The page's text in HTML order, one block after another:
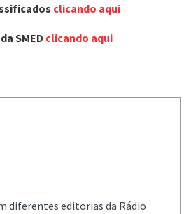
clicando aqui
SMED clicando aqui
diferentes editorias da Rádio